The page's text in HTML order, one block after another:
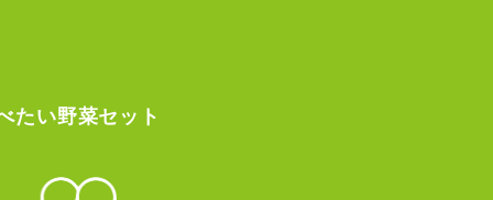
たい野菜セット